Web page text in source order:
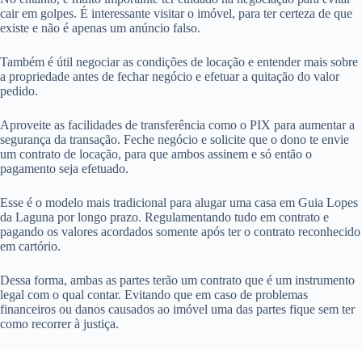
cair em golpes. É interessante visitar o imóvel, para ter certeza de que
existe e não é apenas um anúncio falso.
Também é útil negociar as condições de locação e entender mais sobre
a propriedade antes de fechar negócio e efetuar a quitação do valor
pedido.
Aproveite as facilidades de transferência como o PIX para aumentar a
segurança da transação. Feche negócio e solicite que o dono te envie
um contrato de locação, para que ambos assinem e só então o
pagamento seja efetuado.
Esse é o modelo mais tradicional para alugar uma casa em Guia Lopes
da Laguna por longo prazo. Regulamentando tudo em contrato e
pagando os valores acordados somente após ter o contrato reconhecido
em cartório.
Dessa forma, ambas as partes terão um contrato que é um instrumento
legal com o qual contar. Evitando que em caso de problemas
financeiros ou danos causados ao imóvel uma das partes fique sem ter
como recorrer à justiça.